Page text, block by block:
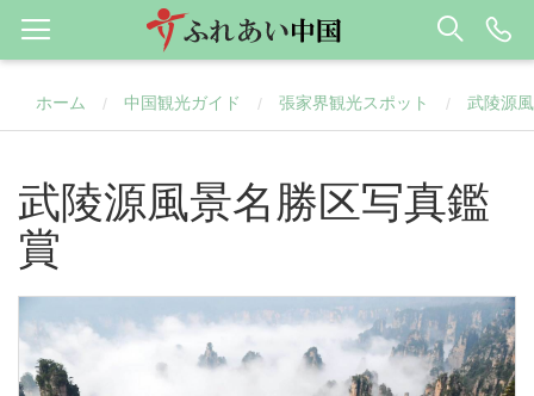
ホーム / 中国観光ガイド / 張家界観光スポット / 武陵源
武陵源風景名勝区写真鑑
賞